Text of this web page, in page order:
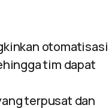
otomatisasi
tim dapat
terpusat dan